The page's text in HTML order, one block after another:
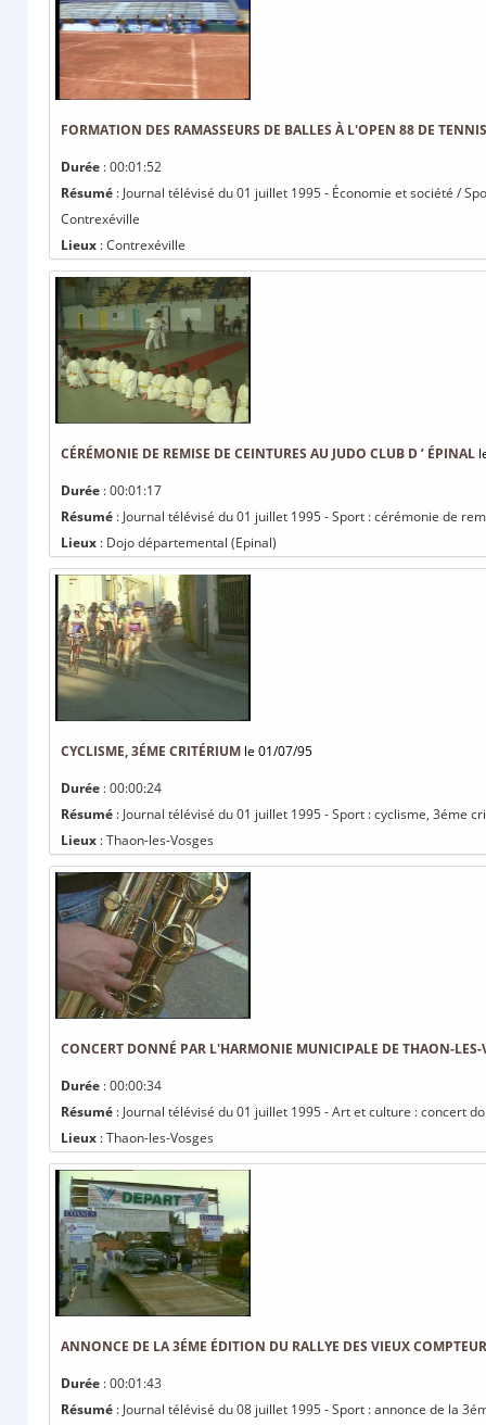
FORMATION DES RAMASSEURS DE BALLES À L'OPEN 88 DE
Durée : 00:01:52
Résumé : Journal télévisé du 01 juillet 1995 - Économie et société /
Contrexéville
Lieux : Contrexéville
CÉRÉMONIE DE REMISE DE CEINTURES AU JUDO CLUB D ’ ÉPINAL
Durée : 00:01:17
Résumé : Journal télévisé du 01 juillet 1995 - Sport : cérémonie de
Lieux : Dojo départemental (Epinal)
CYCLISME, 3ÉME CRITÉRIUM le 01/07/95
Durée : 00:00:24
Résumé : Journal télévisé du 01 juillet 1995 - Sport : cyclisme, 3éme
Lieux : Thaon-les-Vosges
CONCERT DONNÉ PAR L'HARMONIE MUNICIPALE DE THAON-LES-
Durée : 00:00:34
Résumé : Journal télévisé du 01 juillet 1995 - Art et culture : concert
Lieux : Thaon-les-Vosges
ANNONCE DE LA 3ÉME ÉDITION DU RALLYE DES VIEUX
Durée : 00:01:43
Résumé : Journal télévisé du 08 juillet 1995 - Sport : annonce de la